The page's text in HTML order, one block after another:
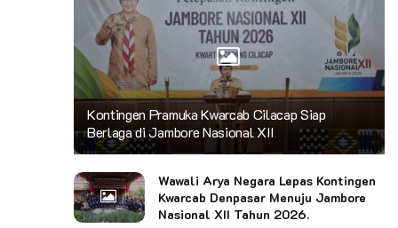
Kontingen Pramuka Kwarcab Cilacap Siap
Berlaga di Jambore Nasional XII
Wawali Arya Negara Lepas Kontingen
Kwarcab Denpasar Menuju Jambore
Nasional XII Tahun 2026.